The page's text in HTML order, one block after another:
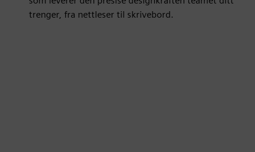
trenger, fra nettleser til skrivebord.